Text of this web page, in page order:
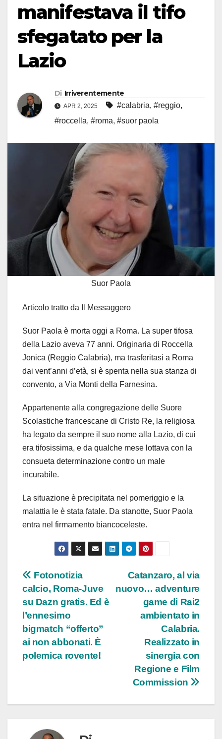
manifestava il tifo
sfegatato per la
Lazio
Di Irriverentemente
APR 2, 2025 #calabria, #reggio,
#roccella, #roma, #suor paola
Suor Paola
Articolo tratto da Il Messaggero
Suor Paola è morta oggi a Roma. La super tifosa
della Lazio aveva 77 anni. Originaria di Roccella
Jonica (Reggio Calabria), ma trasferitasi a Roma
dai vent’anni d’età, si è spenta nella sua stanza di
convento, a Via Monti della Farnesina.
Appartenente alla congregazione delle Suore
Scolastiche francescane di Cristo Re, la religiosa
ha legato da sempre il suo nome alla Lazio, di cui
era tifosissima, e da qualche mese lottava con la
consueta determinazione contro un male
incurabile.
La situazione è precipitata nel pomeriggio e la
malattia le è stata fatale. Da stanotte, Suor Paola
entra nel firmamento biancoceleste.
Navigazione
articoli
Catanzaro, al via
nuovo… adventure
game di Rai2
ambientato in
Calabria.
Realizzato in
sinergia con
Regione e Film
Commission
Fotonotizia
calcio, Roma-Juve
su Dazn gratis. Ed è
l’ennesimo
bigmatch “offerto”
ai non abbonati. È
polemica rovente!